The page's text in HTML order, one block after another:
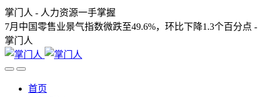
掌门人 - 人力资源一手掌握
7月中国零售业景气指数微跌至49.6%，环比下降1.3个百分点 -
掌门人
首页